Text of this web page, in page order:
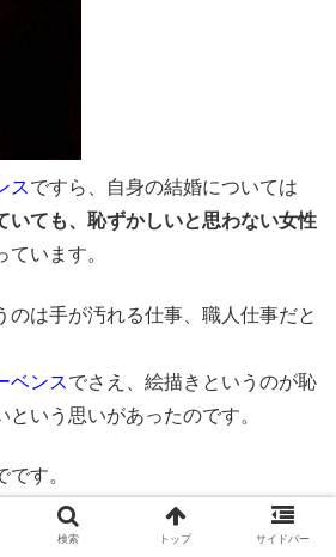
スですら、自身の結婚については
いても、恥ずかしいと思わない女性
ています。
のは手が汚れる仕事、職人仕事だと
ベンスでさえ、絵描きというのが恥
いう思いがあったのです。
す。
スケス、 ティツィアーノ
ルーベン
いります。
検索 トップ サイドバー